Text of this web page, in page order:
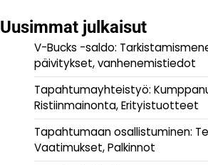
Uusimmat julkaisut
V-Bucks -saldo:
päivitykset, vanhenemistiedot
Tapahtumayhteistyö:
Ristiinmainonta, Erityistuotteet
Tapahtumaan osallistuminen:
Vaatimukset, Palkinnot